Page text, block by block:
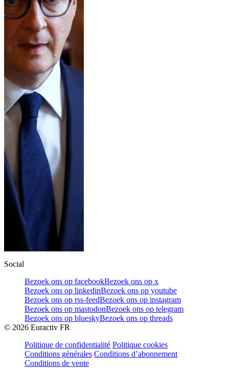
Social
Bezoek ons op facebookBezoek ons op x
Bezoek ons op linkedinBezoek ons op youtube
Bezoek ons op rss-feedBezoek ons op instagram
Bezoek ons op mastodonBezoek ons op telegram
Bezoek ons op blueskyBezoek ons op threads
© 2026 Euractiv FR
Politique de confidentialité Politique cookies
Conditions générales Conditions d’abonnement
Conditions de vente